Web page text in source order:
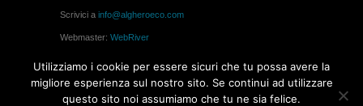
Scrivici a info@algheroeco.com
Webmaster: WebRiver
permesso di algheroeco.com
Utilizziamo i cookie per essere sicuri che tu possa avere la
migliore esperienza sul nostro sito. Se continui ad utilizzare
questo sito noi assumiamo che tu ne sia felice.